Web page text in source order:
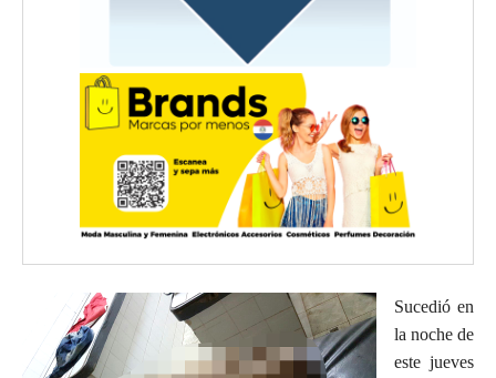
Sucedió en
la noche de
este jueves